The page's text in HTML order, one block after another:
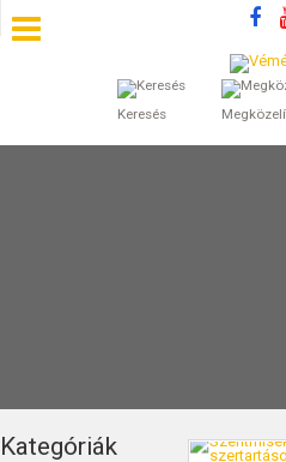
Keresés
SZÁLLÁSOK
BEJEGYZÉSEK
Kategóriák